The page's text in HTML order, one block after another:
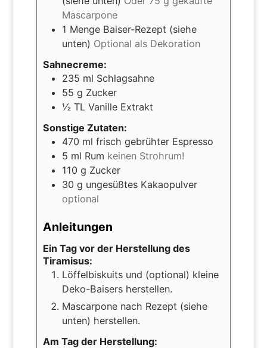
Mascarpone
1 Menge Baiser-Rezept (siehe
unten) Optional als Dekoration
Sahnecreme:
235 ml Schlagsahne
55 g Zucker
½ TL Vanille Extrakt
Sonstige Zutaten:
470 ml frisch gebrühter Espresso
5 ml Rum keinen Strohrum!
110 g Zucker
30 g ungesüßtes Kakaopulver
optional
Anleitungen
Ein Tag vor der Herstellung des
Tiramisus:
Löffelbiskuits und (optional) kleine
Deko-Baisers herstellen.
Mascarpone nach Rezept (siehe
unten) herstellen.
Am Tag der Herstellung: